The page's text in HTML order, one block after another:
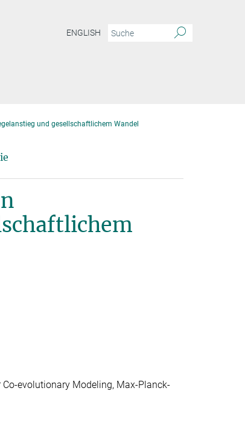
ENGLISH
und gesellschaftlichem Wandel
evolutionary Modeling, Max-Planck-